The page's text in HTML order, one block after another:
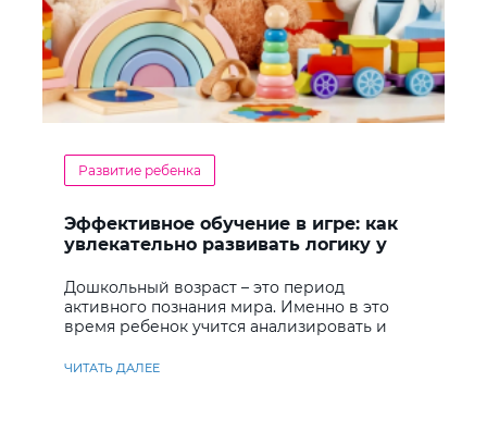
Развитие ребенка
Эффективное обучение в игре: как
увлекательно развивать логику у
Дошкольный возраст – это период
активного познания мира. Именно в это
время ребенок учится анализировать и
ЧИТАТЬ ДАЛЕЕ